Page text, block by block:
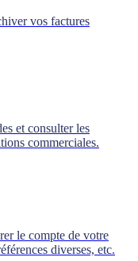
vos factures
et consulter les
commerciales.
le compte de votre
diverses, etc.